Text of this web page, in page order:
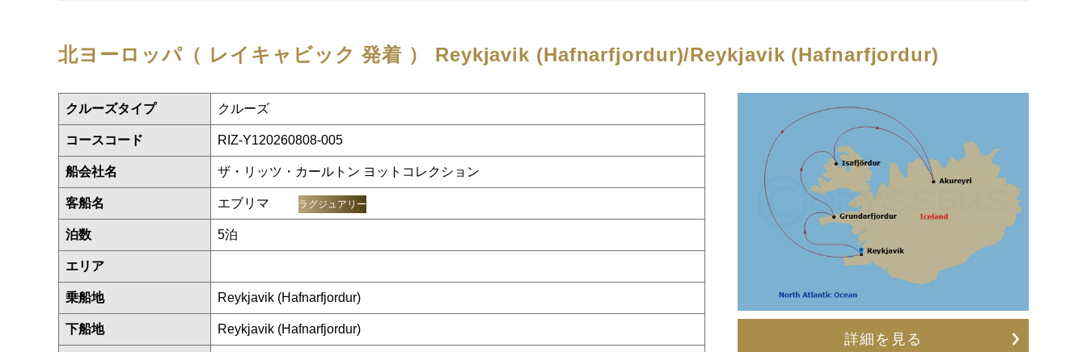
北ヨーロッパ（ レイキャビック 発着 ） Reykjavik (Hafnarfjordur)/Reykjavik (Hafnarfjordur)
詳細を見る
クルーズタイプ クルーズ
コースコード RIZ-Y120260808-005
船会社名 ザ・リッツ・カールトン ヨットコレクション
客船名 エブリマ ラグジュアリー
泊数 5泊
エリア
乗船地 Reykjavik (Hafnarfjordur)
下船地 Reykjavik (Hafnarfjordur)